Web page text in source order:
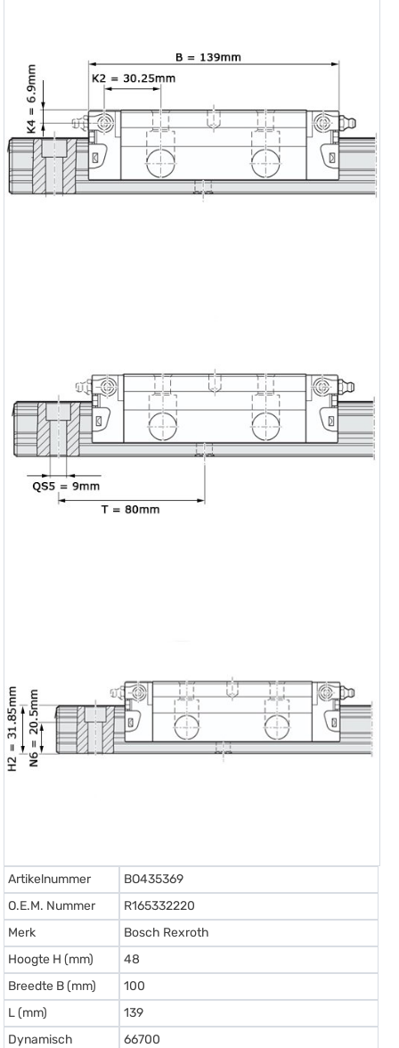
Artikelnummer
BO435369
O.E.M. Nummer
R165332220
Merk
Bosch Rexroth
Hoogte H (mm)
48
Breedte B (mm)
100
L (mm)
139
Dynamisch
66700